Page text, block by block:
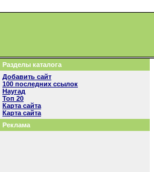
Разделы каталога
Добавить сайт
100 последних ссылок
Наугад
Топ 20
Карта сайта
Карта сайта
Реклама